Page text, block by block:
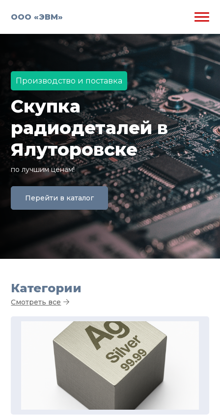
ООО «ЭВМ»
Производство и поставка
Скупка
радиодеталей в
Ялуторовске
по лучшим ценам!
Перейти в каталог
Категории
Смотреть все